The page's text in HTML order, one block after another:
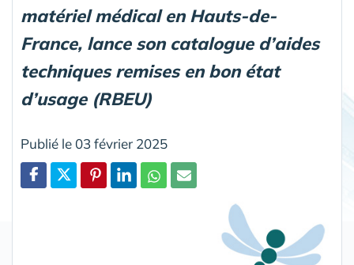
matériel médical en Hauts-de-
France, lance son catalogue d’aides
techniques remises en bon état
d’usage (RBEU)
Publié le 03 février 2025